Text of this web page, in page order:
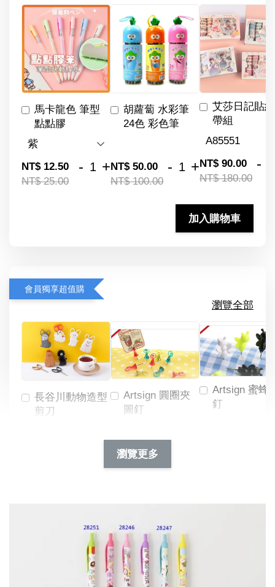
馬卡龍色 筆型
點點膠
NT$ 12.50
NT$ 25.00
- +
胡蘿蔔 水彩筆
24色 彩色筆
NT$ 50.00
NT$ 100.00
- +
艾莎日記貼
帶組
NT$ 90.00
NT$ 180.00
-
加入購物車
會員獨享超值購
瀏覽全部
長谷川動物造型
剪刀
Artsign 圓圈夾
圖釘
NT$ 19.00
NT$ 66.00
Artsign 蜜蜂
釘
加入購物車
瀏覽更多